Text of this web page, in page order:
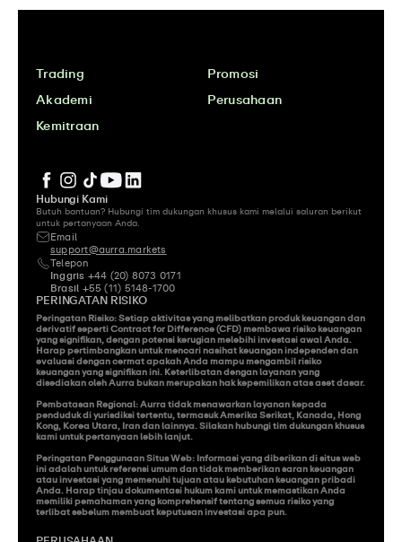
Trading Promosi
Akademi Perusahaan
Kemitraan
Hubungi Kami
Butuh bantuan? Hubungi tim dukungan khusus kami melalui saluran berikut
untuk pertanyaan Anda.
Email
support@aurra.markets
Telepon
Inggris +44 (20) 8073 0171
Brasil +55 (11) 5148-1700
PERINGATAN RISIKO
Peringatan Risiko: Setiap aktivitas yang melibatkan produk keuangan dan
derivatif seperti Contract for Difference (CFD) membawa risiko keuangan
yang signifikan, dengan potensi kerugian melebihi investasi awal Anda.
Harap pertimbangkan untuk mencari nasihat keuangan independen dan
evaluasi dengan cermat apakah Anda mampu mengambil risiko
keuangan yang signifikan ini. Keterlibatan dengan layanan yang
disediakan oleh Aurra bukan merupakan hak kepemilikan atas aset dasar.
Pembatasan Regional: Aurra tidak menawarkan layanan kepada
penduduk di yurisdiksi tertentu, termasuk Amerika Serikat, Kanada, Hong
Kong, Korea Utara, Iran dan lainnya. Silakan hubungi tim dukungan khusus
kami untuk pertanyaan lebih lanjut.
Peringatan Penggunaan Situs Web: Informasi yang diberikan di situs web
ini adalah untuk referensi umum dan tidak memberikan saran keuangan
atau investasi yang memenuhi tujuan atau kebutuhan keuangan pribadi
Anda. Harap tinjau dokumentasi hukum kami untuk memastikan Anda
memiliki pemahaman yang komprehensif tentang semua risiko yang
terlibat sebelum membuat keputusan investasi apa pun.